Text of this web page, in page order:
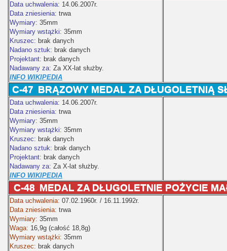
Data uchwalenia: 14.06.2007r.
Data zniesienia: trwa
Wymiary: 35mm
Wymiary wstążki: 35mm
Kruszec: brak danych
Nadano sztuk: brak danych
Projektant: brak danych
Nadawany za: Za XX-lat służby.
INFO WIKIPEDIA
C-47 BRĄZOWY MEDAL ZA DŁUGOLETNIĄ
Data uchwalenia: 14.06.2007r.
Data zniesienia: trwa
Wymiary: 35mm
Wymiary wstążki: 35mm
Kruszec: brak danych
Nadano sztuk: brak danych
Projektant: brak danych
Nadawany za: Za X-lat służby.
INFO WIKIPEDIA
C-48 MEDAL ZA DŁUGOLETNIE POŻYCIE
Data uchwalenia: 07.02.1960r. / 16.11.1992r.
Data zniesienia: trwa
Wymiary: 35mm
Waga: 16,9g (całość 18,8g)
Wymiary wstążki: 35mm
Kruszec: brak danych